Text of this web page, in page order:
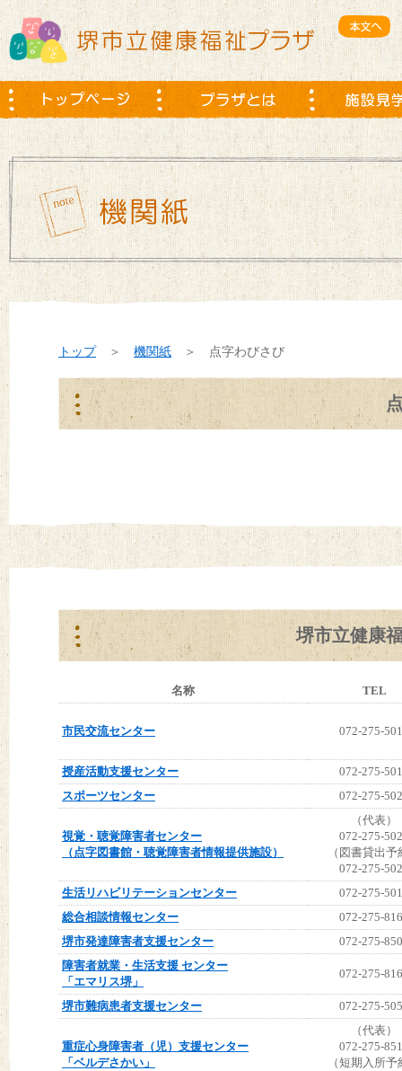
トップ＞ 機関紙 ＞ 点字わびさび
堺市立健康
名称 TEL
市民交流センター 072-275-
授産活動支援センター
072-275-
スポーツセンター
072-275-
視覚・聴覚障害者センター
（点字図書館・聴覚障害者情報提供施設）
（代表）
072-275-
（図書貸出予
072-275-
生活リハビリテーションセンター
072-275-
総合相談情報センター
072-275-
堺市発達障害者支援センター
072-275-
障害者就業・生活支援 センター
「エマリス堺」
072-275-
堺市難病患者支援センター 072-275-
重症心身障害者（児）支援センター
「ベルデさかい」
（代表）
072-275-
（短期入所予